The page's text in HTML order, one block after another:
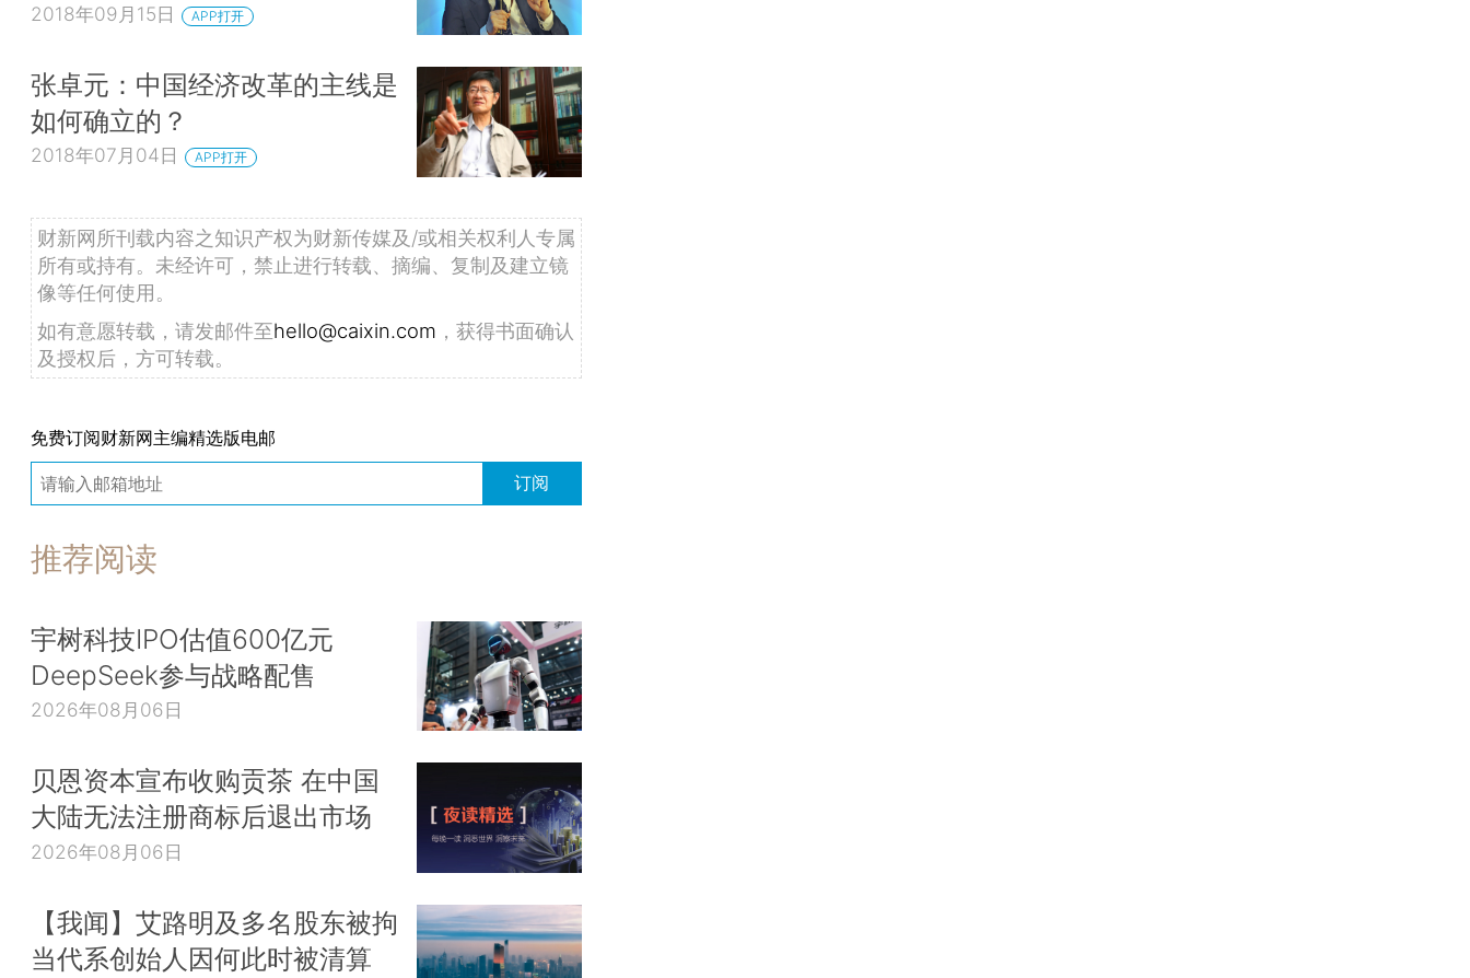
2018年09月15日 APP打开
张卓元：中国经济改革的主线是
如何确立的？
2018年07月04日 APP打开
财新网所刊载内容之知识产权为财新传媒及/或相关权利人专属
所有或持有。未经许可，禁止进行转载、摘编、复制及建立镜
像等任何使用。
如有意愿转载，请发邮件至hello@caixin.com ，获得书面确认
及授权后，方可转载。
免费订阅财新网主编精选版电邮
订阅
推荐阅读
宇树科技IPO估值600亿元
DeepSeek参与战略配售
2026年08月06日
贝恩资本宣布收购贡茶 在中国
大陆无法注册商标后退出市场
2026年08月06日
【我闻】艾路明及多名股东被拘
当代系创始人因何此时被清算